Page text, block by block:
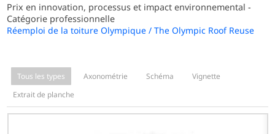
Prix en innovation, processus et impact environnemental -
Catégorie professionnelle
Réemploi de la toiture Olympique / The Olympic Roof Reuse
Tous les types Axonométrie Schéma
Vignette
Extrait de planche